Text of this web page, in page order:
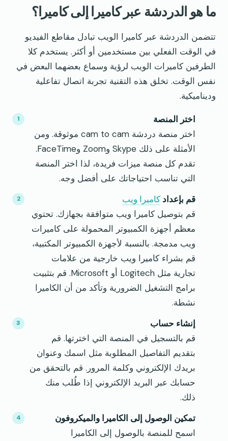
ما هو الدردشة عبر كاميرا إلى كاميرا؟
تتضمن الدردشة عبر كاميرا الويب تبادل مقاطع الفيديو
في الوقت الفعلي بين مستخدمين أو أكثر. يستخدم كلا
الطرفين كاميرات الويب لرؤية وسماع بعضهما البعض في
نفس الوقت. تخلق هذه التقنية تجربة اتصال تفاعلية
وديناميكية.
اختر المنصة
اختر منصة دردشة cam to cam موثوقة. ومن
الأمثلة على ذلك Skype وZoom وFaceTime.
تقدم كل منصة ميزات فريدة، لذا اختر المنصة
التي تناسب احتياجاتك على أفضل وجه.
قم بإعداد كاميرا ويب
قم بتوصيل كاميرا ويب متوافقة بجهازك. تحتوي
معظم أجهزة الكمبيوتر المحمولة على كاميرات
ويب مدمجة. بالنسبة لأجهزة الكمبيوتر المكتبية،
قم بشراء كاميرا ويب خارجية من علامات
تجارية مثل Logitech أو Microsoft. قم بتثبيت
برامج التشغيل الضرورية وتأكد من أن الكاميرا
نشطة.
إنشاء حساب
قم بالتسجيل في المنصة التي اخترتها. قم
بتقديم التفاصيل المطلوبة مثل اسمك وعنوان
بريدك الإلكتروني وكلمة المرور. قم بالتحقق من
حسابك عبر البريد الإلكتروني إذا طُلب منك
ذلك.
تمكين الوصول إلى الكاميرا والميكروفون
اسمح للمنصة بالوصول إلى الكاميرا